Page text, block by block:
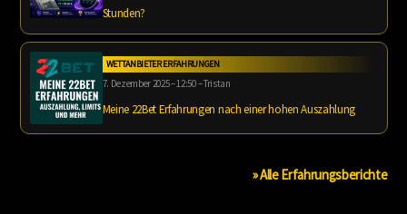
Stunden?
WETTANBIETER ERFAHRUNGEN
7. Dezember 2025 – 12:50 – Tristan
Meine 22Bet Erfahrungen nach einer hohen Auszahlung
» Alle Erfahrungsberichte